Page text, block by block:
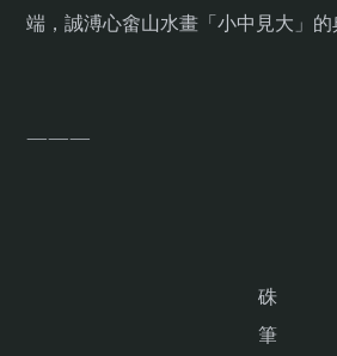
端，誠溥心畬山水畫「小中見大」的
———
硃
筆